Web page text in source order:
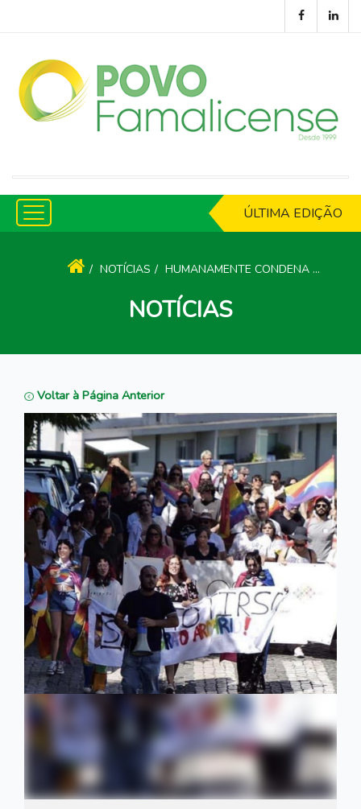
ÚLTIMA EDIÇÃO
NOTÍCIAS HUMANAMENTE CONDENA VEEMENTEMENTE ARTIGO DE EX-DEPUTADO SOCIALISTA SOBRE DIREITOS LGBTQI+
NOTÍCIAS
Voltar à Página Anterior